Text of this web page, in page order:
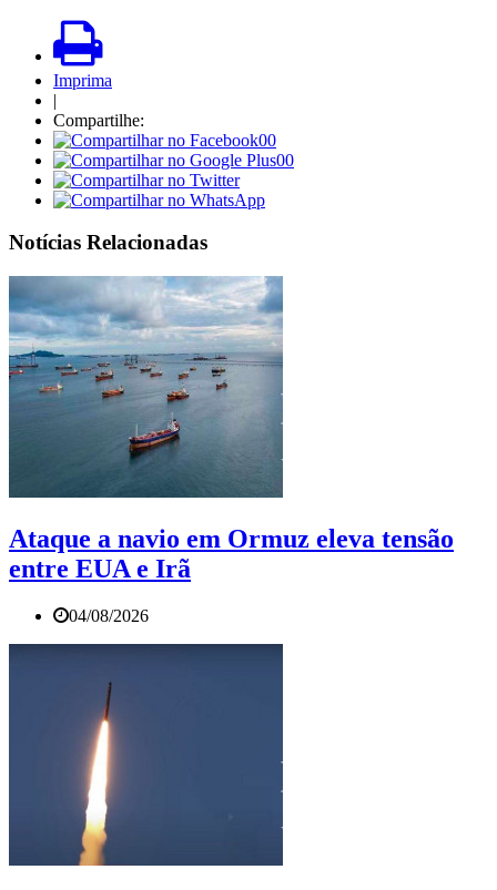
Imprima
|
Compartilhe:
00
00
Notícias Relacionadas
Ataque a navio em Ormuz eleva tensão
entre EUA e Irã
04/08/2026